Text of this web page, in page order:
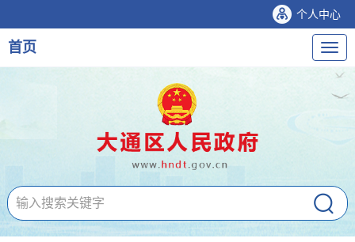
个人中心
导
航
首页